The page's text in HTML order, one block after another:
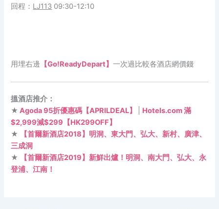
回程： LJ113 09:30-12:10
用埋右邊 【Go!ReadyDepart】一次過比較各酒店網價錢
搵酒店推介：
★Agoda 95折優惠碼【APRILDEAL】
Hotels.com 滿
$2,999減$299【HK299OFF】
★
【首爾新酒店2018】明洞、東大門、弘大、新村、廣津、
三成洞
★
【首爾新酒店2019】新鮮出爐！明洞、南大門、弘大、永
登浦、江南！